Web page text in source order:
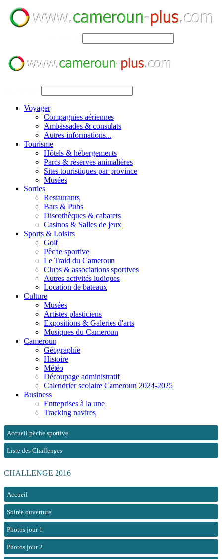
Voyager
Compagnies aériennes
Ambassades & consulats
Autres informations...
Tourisme
Hôtels & hébergements
Parcs & réserves animalières
Sites touristiques par province
Musées
Sorties
Restaurants
Bars & Pubs
Discothèques & cabarets
Casinos & Salles de jeux
Sports & Loisirs
Golf
Pêche sportive
Le Traid du Cameroun
Clubs & associations sportives
Autres activités ludiques
Location de bateaux
Culture
Musées
Artistes plasticiens
Expositions & Galeries d'arts
Musiques du Cameroun
Cameroun
Géographie
Histoire
Météo
Découpage administratif
Calendrier scolaire Cameroun 2024-2025
Business
Entreprises à la une
Tracking navires
Accueil pêche sportive
Liste des Challenges
CHALLENGE 2016
Accueil
Soirée ouverture
Photos jour 1
Photos jour 2